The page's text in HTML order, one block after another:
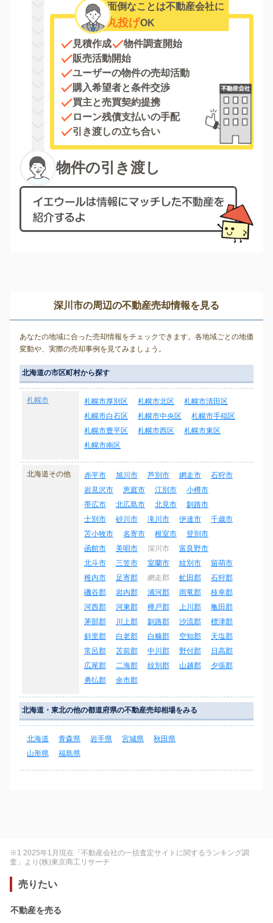
面倒なことは不動産会社に
丸投げOK
見積作成
物件調査開始
販売活動開始
ユーザーの物件の売却活動
購入希望者と条件交渉
買主と売買契約提携
ローン残債支払いの手配
引き渡しの立ち合い
物件の引き渡し
深川市の周辺の不動産売却情報を見る
あなたの地域に合った売却情報をチェックできます。各地域ごとの地価
変動や、実際の売却事例を見てみましょう。
北海道の市区町村から探す
札幌市 札幌市厚別区 札幌市北区
札幌市清田区
札幌市白石区
札幌市中央区
札幌市手稲区
札幌市豊平区
札幌市西区
札幌市東区
札幌市南区
北海道その他 赤平市 旭川市 芦別市 網走市
石狩市
岩見沢市
恵庭市 江別市
小樽市
帯広市
北広島市 北見市
釧路市
士別市
砂川市 滝川市 伊達市
千歳市
苫小牧市
名寄市 根室市
登別市
函館市
美唄市 深川市
富良野市
北斗市
三笠市 室蘭市 紋別市
留萌市
稚内市
足寄郡 網走郡 虻田郡
石狩郡
磯谷郡
岩内郡 浦河郡 雨竜郡
枝幸郡
河西郡
河東郡 樺戸郡 上川郡
亀田郡
茅部郡
川上郡 釧路郡 沙流郡
標津郡
斜里郡
白老郡 白糠郡 空知郡
天塩郡
常呂郡
苫前郡 中川郡 野付郡
日高郡
広尾郡
二海郡 紋別郡 山越郡
夕張郡
勇払郡
余市郡
北海道・東北の他の都道府県の不動産売却相場をみる
北海道 青森県 岩手県 宮城県
秋田県
山形県
福島県
※1 2025年1月現在「不動産会社の一括査定サイトに関するランキング調
査」より(株)東京商工リサーチ
売りたい
不動産を売る